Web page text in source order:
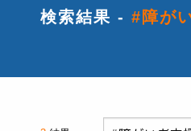
検索結果 - #障が